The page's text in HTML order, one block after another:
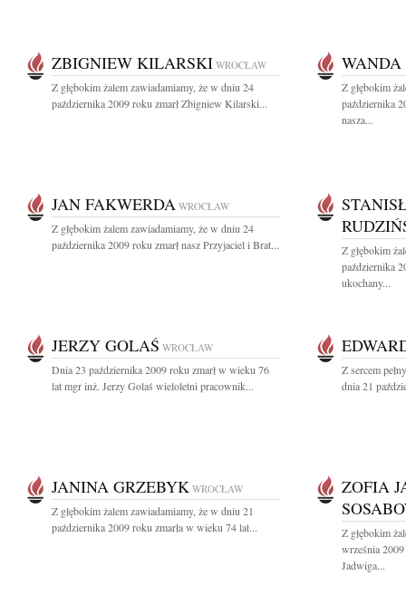
ZBIGNIEW KILARSKI WROCŁAW
Z głębokim żalem zawiadamiamy, że w dniu 24
października 2009 roku zmarł Zbigniew Kilarski...
Z głębokim
października
nasza...
JAN FAKWERDA WROCŁAW
Z głębokim żalem zawiadamiamy, że w dniu 24
października 2009 roku zmarł nasz Przyjaciel i Brat...
Z głębokim
października
ukochany...
JERZY GOLAŚ WROCŁAW
Dnia 23 października 2009 roku zmarł w wieku 76
lat mgr inż. Jerzy Golaś wieloletni pracownik...
Z sercem
dnia 21
JANINA GRZEBYK WROCŁAW
Z głębokim żalem zawiadamiamy, że w dniu 21
października 2009 roku zmarła w wieku 74 lat...
ZOFIA
Z głębokim
września
Jadwiga...